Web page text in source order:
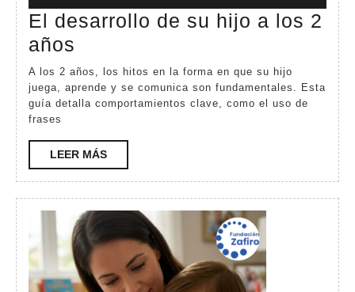
20,
El desarrollo de su hijo a los 2
años
desarrollo
de
hijo
a
los
2
años
A los 2 años, los hitos en la forma en que su hijo
juega, aprende y se comunica son fundamentales. Esta
guía detalla comportamientos clave, como el uso de
frases
LEER MÁSLEER
MÁS